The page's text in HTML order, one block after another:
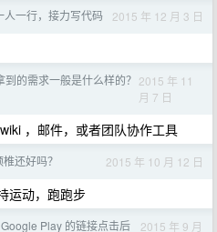
人一行，接力写代码 2015 年 12 月 3 日
到的需求一般是什么样的？ 2015 年 11
月 7 日
，邮件，或者团队协作工具
还好吗？ 2015 年 10 月 12 日
运动，跑跑步
Play 的链接点击后 2015 年 9 月